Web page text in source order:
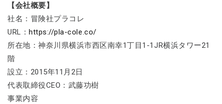
【会社概要】
社名：冒険社プラコレ
URL：https://pla-cole.co/
所在地：神奈川県横浜市西区南幸1丁目1-1JR横浜タワー21
階
設立：2015年11月2日
代表取締役CEO：武藤功樹
事業内容